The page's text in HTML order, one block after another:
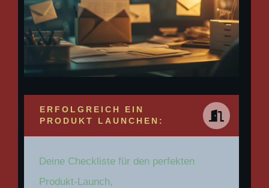
ERFOLGREICH EIN
PRODUKT LAUNCHEN:
Deine Checkliste für den perfekten
Produkt-Launch,